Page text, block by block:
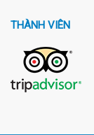
THÀNH VIÊN